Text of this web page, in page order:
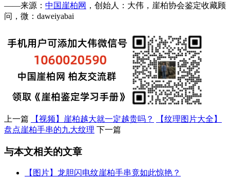
——来源： 中国崖柏网 ，创始人：大伟，崖柏协会鉴定收藏顾
问，微：daweiyabai
上一篇 【视频】崖柏越大就一定越贵吗？
【纹理图片大全】
盘点崖柏手串的九大纹理 下一篇
与本文相关的文章
【图片】龙胆闪电纹崖柏手串竟如此惊艳？